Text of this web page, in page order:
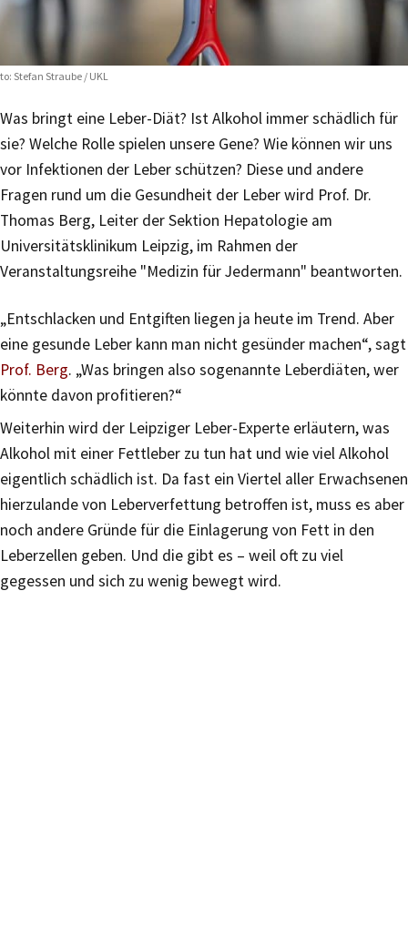
Stefan Straube / UKL
Was bringt eine Leber-Diät? Ist Alkohol immer schädlich für
sie? Welche Rolle spielen unsere Gene? Wie können wir uns
vor Infektionen der Leber schützen? Diese und andere
Fragen rund um die Gesundheit der Leber wird Prof. Dr.
Thomas Berg, Leiter der Sektion Hepatologie am
Universitätsklinikum Leipzig, im Rahmen der
Veranstaltungsreihe "Medizin für Jedermann" beantworten.
„Entschlacken und Entgiften liegen ja heute im Trend. Aber
eine gesunde Leber kann man nicht gesünder machen“, sagt
Prof. Berg. „Was bringen also sogenannte Leberdiäten, wer
könnte davon profitieren?“
Weiterhin wird der Leipziger Leber-Experte erläutern, was
Alkohol mit einer Fettleber zu tun hat und wie viel Alkohol
eigentlich schädlich ist. Da fast ein Viertel aller Erwachsenen
hierzulande von Leberverfettung betroffen ist, muss es aber
noch andere Gründe für die Einlagerung von Fett in den
Leberzellen geben. Und die gibt es – weil oft zu viel
gegessen und sich zu wenig bewegt wird.